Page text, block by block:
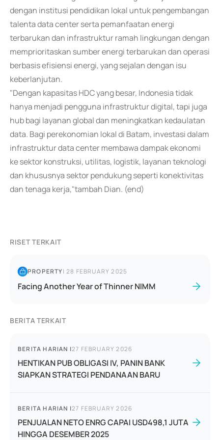
dengan institusi pendidikan lokal untuk pengembangan
talenta data center serta pemanfaatan energi
terbarukan dan infrastruktur ramah lingkungan dengan
memprioritaskan sumber energi terbarukan dan operasi
berbasis efisiensi energi, yang sejalan dengan isu
keberlanjutan.
"Dengan kapasitas HDC yang besar, Indonesia tidak
hanya menjadi pengguna infrastruktur digital, tapi juga
hub bagi layanan global dan meningkatkan kedaulatan
data. Bagi perekonomian lokal di Batam, investasi dalam
infrastruktur data center membawa dampak ekonomi
ke sektor konstruksi, utilitas, logistik, layanan teknologi
dan khususnya sektor pendukung seperti konektivitas
dan tenaga kerja,"tambah Dian. (end)
RISET TERKAIT
PROPERTY|28 FEBRUARY 2025
Facing Another Year of Thinner NIMM
BERITA TERKAIT
BERITA HARIAN |27 FEBRUARY 2026
HENTIKAN PUB OBLIGASI IV, PANIN BANK
SIAPKAN STRATEGI PENDANAAN BARU
BERITA HARIAN |27 FEBRUARY 2026
PENJUALAN NETO ENRG CAPAI USD498,1 JUTA
HINGGA DESEMBER 2025